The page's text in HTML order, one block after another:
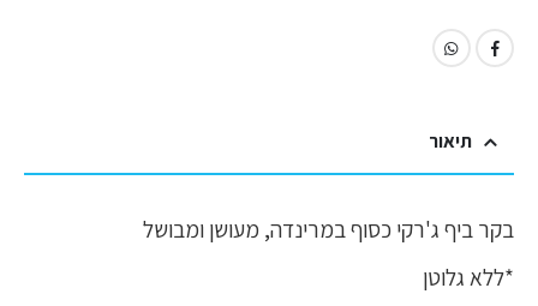
תיאור
בקר ביף ג'רקי כסוף במרינדה, מעושן ומבושל
*ללא גלוטן